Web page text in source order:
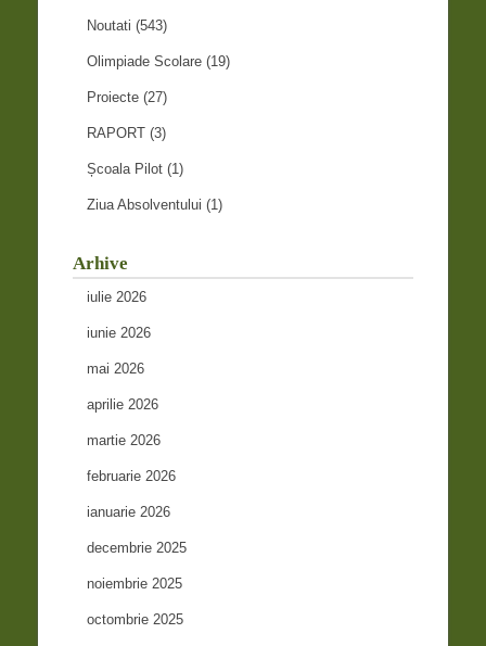
Noutati (543)
Olimpiade Scolare (19)
Proiecte (27)
RAPORT (3)
Școala Pilot (1)
Ziua Absolventului (1)
Arhive
iulie 2026
iunie 2026
mai 2026
aprilie 2026
martie 2026
februarie 2026
ianuarie 2026
decembrie 2025
noiembrie 2025
octombrie 2025